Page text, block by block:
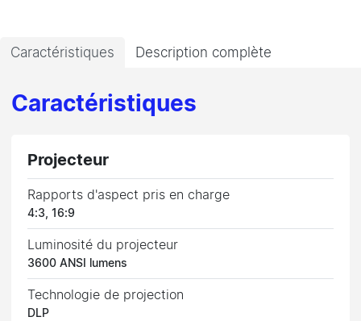
Caractéristiques Description complète
Caractéristiques
Projecteur
Rapports d'aspect pris en charge
4:3, 16:9
Luminosité du projecteur
3600 ANSI lumens
Technologie de projection
DLP